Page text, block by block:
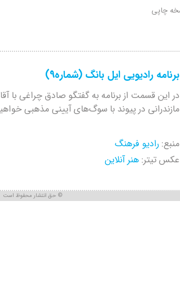
برنامه رادیویی ایل بانگ (شماره9)
در این قسمت از برنامه به گفتگو صادق چراغی با
مازندرانی در پیوند با سوگ‌های آیینی مذهبی
منبع: رادیو فرهنگ
عکس تیتر: هنر آنلاین
حق انتشار محفوظ است ©